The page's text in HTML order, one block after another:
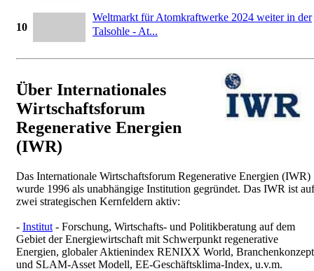
10
Weltmarkt für Atomkraftwerke 2024 weiter in der
Talsohle - At...
Über Internationales
Wirtschaftsforum
Regenerative Energien
(IWR)
Das Internationale Wirtschaftsforum Regenerative Energien (IWR)
wurde 1996 als unabhängige Institution gegründet. Das IWR ist auf
zwei strategischen Kernfeldern aktiv:
- Institut - Forschung, Wirtschafts- und Politikberatung auf dem
Gebiet der Energiewirtschaft mit Schwerpunkt regenerative
Energien, globaler Aktienindex RENIXX World, Branchenkonzept
und SLAM-Asset Modell, EE-Geschäftsklima-Index, u.v.m.